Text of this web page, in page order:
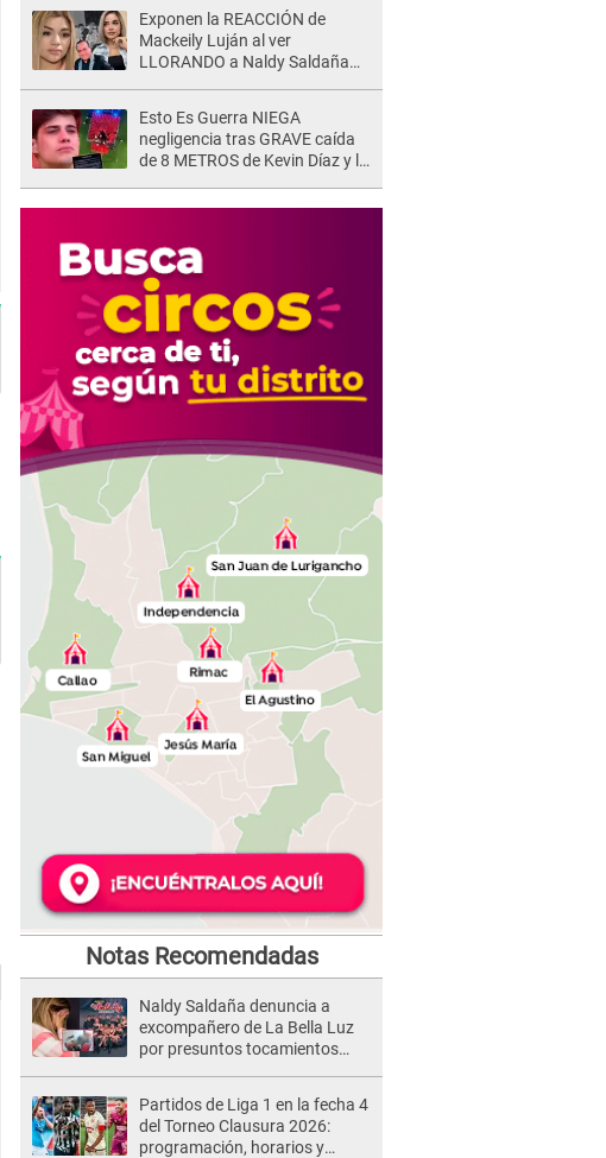
Exponen la REACCIÓN de
Mackeily Luján al ver
LLORANDO a Naldy Saldaña
Esto Es Guerra NIEGA
negligencia tras GRAVE caída
de 8 METROS de Kevin Díaz y lo
Notas Recomendadas
Naldy Saldaña denuncia a
excompañero de La Bella Luz
por presuntos tocamientos
Partidos de Liga 1 en la fecha 4
del Torneo Clausura 2026:
programación, horarios y